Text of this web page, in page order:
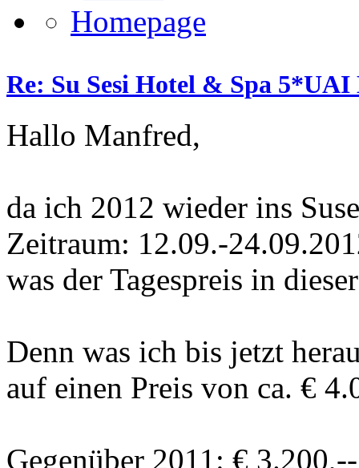
Re: Su Sesi Hotel & Spa 5*UAI
Hallo Manfred,
da ich 2012 wieder ins
Zeitraum: 12.09.-
was der Tagespreis in
Denn was ich bis jetzt
auf einen Preis von ca. €
Gegenüber 2011: € 3.200,--